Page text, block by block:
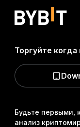
Будьте первыми,
анализ
Торгуйте